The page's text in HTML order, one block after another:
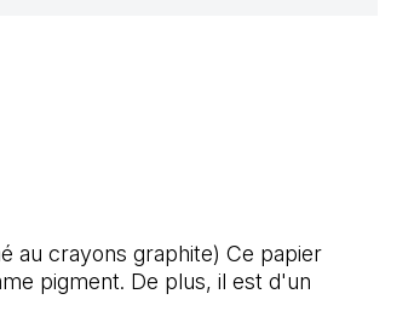
au crayons graphite) Ce papier
pigment. De plus, il est d'un